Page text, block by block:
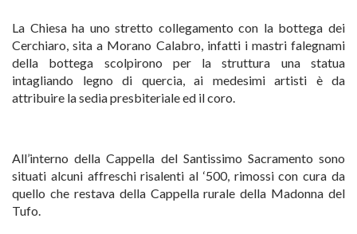
La Chiesa ha uno stretto collegamento con la bottega dei
Cerchiaro, sita a Morano Calabro, infatti i mastri falegnami
della bottega scolpirono per la struttura una statua
intagliando legno di quercia, ai medesimi artisti è da
attribuire la sedia presbiteriale ed il coro.
All’interno della Cappella del Santissimo Sacramento sono
situati alcuni affreschi risalenti al ‘500, rimossi con cura da
quello che restava della Cappella rurale della Madonna del
Tufo.